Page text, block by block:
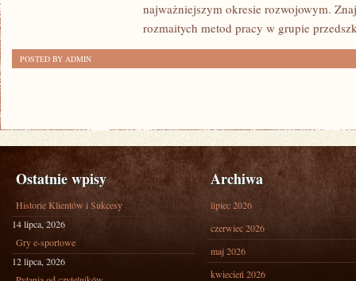
najważniejszym okresie rozwojowym.
rozmaitych metod pracy w grupie
POSTED BY ADMIN
Ostatnie wpisy
Historie Klientów i Sukcesy
14 lipca, 2026
Gry e-sportowe
12 lipca, 2026
Archiwa
lipiec 2026
czerwiec 2026
maj 2026
kwiecień 2026